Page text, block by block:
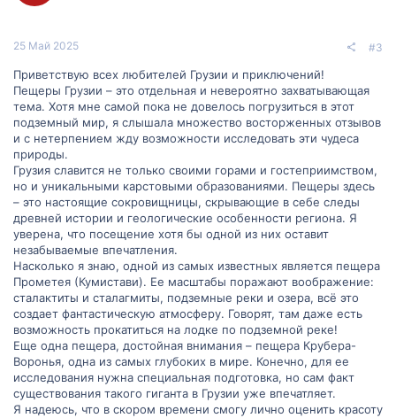
25 Май 2025 #3
Приветствую всех любителей Грузии и приключений!
Пещеры Грузии – это отдельная и невероятно захватывающая
тема. Хотя мне самой пока не довелось погрузиться в этот
подземный мир, я слышала множество восторженных отзывов
и с нетерпением жду возможности исследовать эти чудеса
природы.
Грузия славится не только своими горами и гостеприимством,
но и уникальными карстовыми образованиями. Пещеры здесь
– это настоящие сокровищницы, скрывающие в себе следы
древней истории и геологические особенности региона. Я
уверена, что посещение хотя бы одной из них оставит
незабываемые впечатления.
Насколько я знаю, одной из самых известных является пещера
Прометея (Кумистави). Ее масштабы поражают воображение:
сталактиты и сталагмиты, подземные реки и озера, всё это
создает фантастическую атмосферу. Говорят, там даже есть
возможность прокатиться на лодке по подземной реке!
Еще одна пещера, достойная внимания – пещера Крубера-
Воронья, одна из самых глубоких в мире. Конечно, для ее
исследования нужна специальная подготовка, но сам факт
существования такого гиганта в Грузии уже впечатляет.
Я надеюсь, что в скором времени смогу лично оценить красоту